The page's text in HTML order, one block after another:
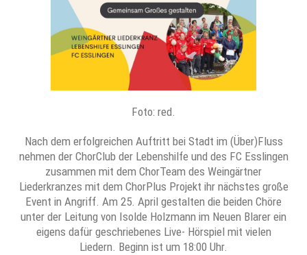
Foto: red.
Nach dem erfolgreichen Auftritt bei Stadt im (Über)Fluss
nehmen der ChorClub der Lebenshilfe und des FC Esslingen
zusammen mit dem ChorTeam des Weingärtner
Liederkranzes mit dem ChorPlus Projekt ihr nächstes große
Event in Angriff. Am 25. April gestalten die beiden Chöre
unter der Leitung von Isolde Holzmann im Neuen Blarer ein
eigens dafür geschriebenes Live- Hörspiel mit vielen
Liedern. Beginn ist um 18:00 Uhr.